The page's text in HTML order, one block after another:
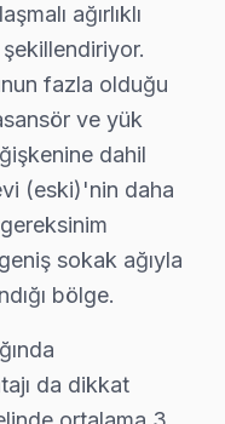
ücretsiz
(kağıt/dijital)
işler?
servisimizde
güvende olun.
30 Dakikada
saatler
akşama servis
hızlı ulaşım
ağırlıklı
şekillendiriyor.
fazla olduğu
ve yük
dahil
(eski)'nin daha
sokak ağıyla
bölge.
da dikkat